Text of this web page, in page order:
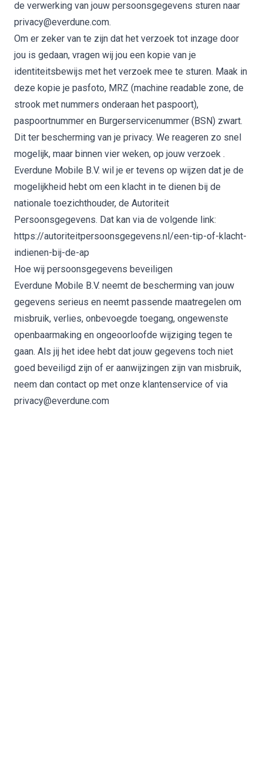
de verwerking van jouw persoonsgegevens sturen naar
privacy@everdune.com.
Om er zeker van te zijn dat het verzoek tot inzage door
jou is gedaan, vragen wij jou een kopie van je
identiteitsbewijs met het verzoek mee te sturen. Maak in
deze kopie je pasfoto, MRZ (machine readable zone, de
strook met nummers onderaan het paspoort),
paspoortnummer en Burgerservicenummer (BSN) zwart.
Dit ter bescherming van je privacy. We reageren zo snel
mogelijk, maar binnen vier weken, op jouw verzoek .
Everdune Mobile B.V. wil je er tevens op wijzen dat je de
mogelijkheid hebt om een klacht in te dienen bij de
nationale toezichthouder, de Autoriteit
Persoonsgegevens. Dat kan via de volgende link:
https://autoriteitpersoonsgegevens.nl/een-tip-of-klacht-
indienen-bij-de-ap
Hoe wij persoonsgegevens beveiligen
Everdune Mobile B.V. neemt de bescherming van jouw
gegevens serieus en neemt passende maatregelen om
misbruik, verlies, onbevoegde toegang, ongewenste
openbaarmaking en ongeoorloofde wijziging tegen te
gaan. Als jij het idee hebt dat jouw gegevens toch niet
goed beveiligd zijn of er aanwijzingen zijn van misbruik,
neem dan contact op met onze klantenservice of via
privacy@everdune.com